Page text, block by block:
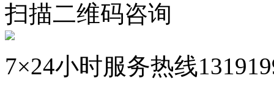
扫描二维码咨询
7×24小时服务热线